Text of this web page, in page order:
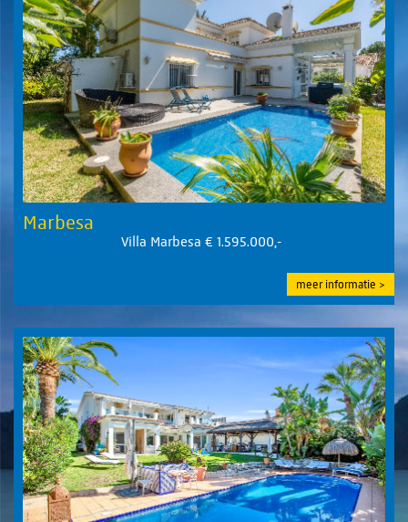
Marbesa
Villa Marbesa € 1.595.000,-
meer informatie